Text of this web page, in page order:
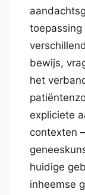
bewijs,
het
expliciete
contexten
huidige
inheemse